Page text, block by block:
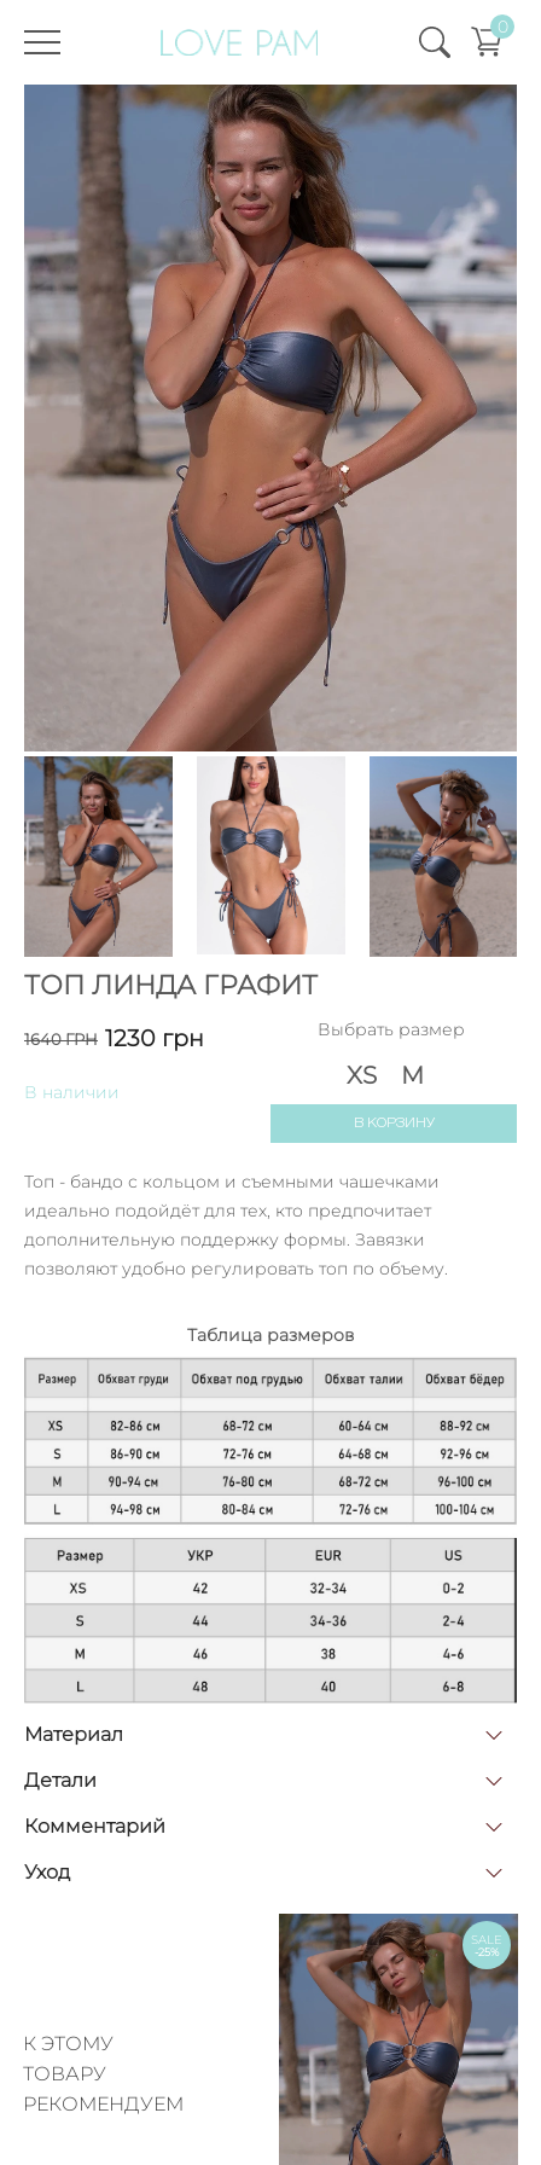
0
Все купальники,Раздельные Топы Линда SALE Топ Линда Графит
ТОП ЛИНДА ГРАФИТ
1640ГРН 1230 грн
В наличии
Выбрать размер
XS M
В КОРЗИНУ
Топ - бандо с кольцом и съемными чашечками
идеально подойдёт для тех, кто предпочитает
дополнительную поддержку формы. Завязки
позволяют удобно регулировать топ по объему.
Таблица размеров
Материал
Детали
Комментарий
Уход
К ЭТОМУ
ТОВАРУ
РЕКОМЕНДУЕМ
SALE
-25%